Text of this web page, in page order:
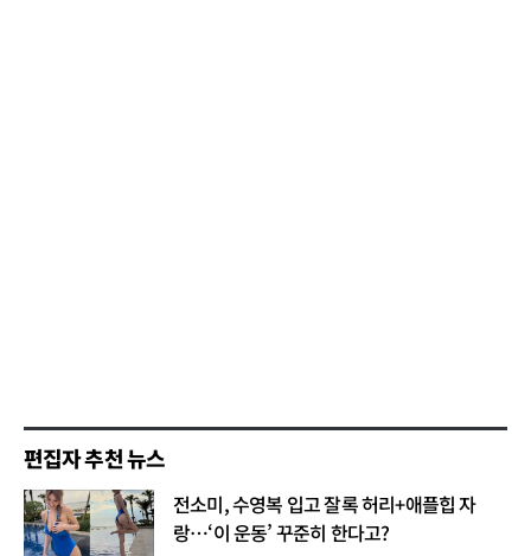
편집자 추천 뉴스
전소미, 수영복 입고 잘록 허리+애플힙 자
랑…‘이 운동’ 꾸준히 한다고?